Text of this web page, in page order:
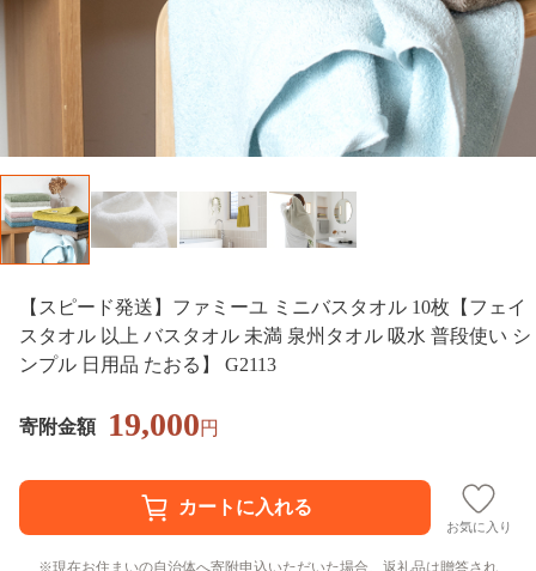
【スピード発送】ファミーユ ミニバスタオル 10枚【フェイ
スタオル 以上 バスタオル 未満 泉州タオル 吸水 普段使い シ
ンプル 日用品 たおる】 G2113
寄附金額 19,000円
お気に入り
現在お住まいの自治体へ寄附申込いただいた場合、返礼品は贈答され